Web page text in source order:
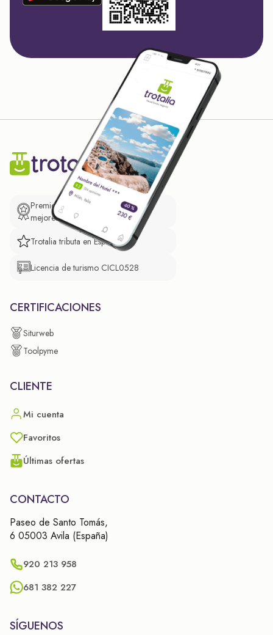
Premio de El Confidencial a las
mejores prácticas empresariales.
Trotalia tributa en España
Licencia de turismo CICL0528
CERTIFICACIONES
Siturweb
Toolpyme
CLIENTE
Mi cuenta
Favoritos
Últimas ofertas
CONTACTO
Paseo de Santo Tomás,
6 05003 Avila (España)
920 213 958
681 382 227
SÍGUENOS